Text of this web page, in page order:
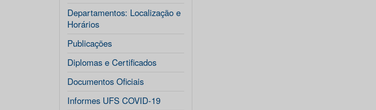
Departamentos: Localização e
Horários
Publicações
Diplomas e Certificados
Documentos Oficiais
Informes UFS COVID-19